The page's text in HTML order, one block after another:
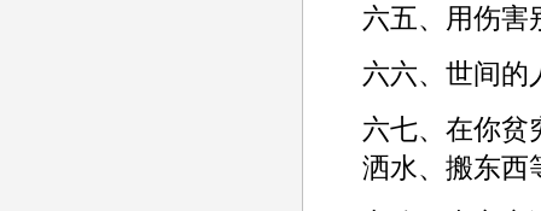
六五、用伤害
六六、世间的
六七、在你贫
洒水、搬东西